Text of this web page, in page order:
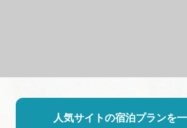
人気サイトの宿泊プランを